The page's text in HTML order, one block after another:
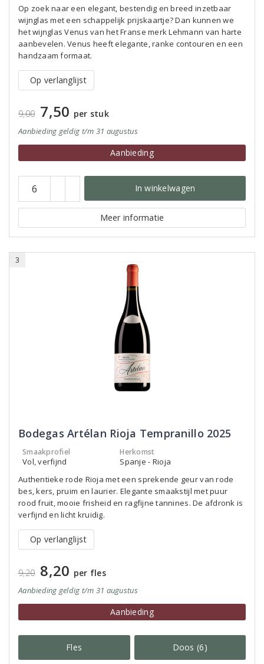
Op zoek naar een elegant, bestendig en breed inzetbaar
wijnglas met een schappelijk prijskaartje? Dan kunnen we
het wijnglas Venus van het Franse merk Lehmann van harte
aanbevelen. Venus heeft elegante, ranke contouren en een
handzaam formaat.
Op verlanglijst
9,00 7,50 per stuk
Aanbieding geldig t/m 31 augustus
Aanbieding
In winkelwagen
Meer informatie
3
Bodegas Artélan Rioja Tempranillo 2025
Smaakprofiel
Vol, verfijnd
Herkomst
Spanje - Rioja
Authentieke rode Rioja met een sprekende geur van rode
bes, kers, pruim en laurier. Elegante smaakstijl met puur
rood fruit, mooie frisheid en ragfijne tannines. De afdronk is
verfijnd en licht kruidig.
Op verlanglijst
9,20 8,20 per fles
Aanbieding geldig t/m 31 augustus
Aanbieding
Fles Doos (6)